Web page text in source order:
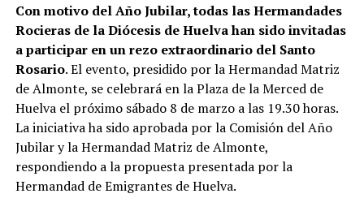
Con motivo del Año Jubilar, todas las Hermandades
Rocieras de la Diócesis de Huelva han sido invitadas
a participar en un rezo extraordinario del Santo
Rosario. El evento, presidido por la Hermandad Matriz
de Almonte, se celebrará en la Plaza de la Merced de
Huelva el próximo sábado 8 de marzo a las 19.30 horas.
La iniciativa ha sido aprobada por la Comisión del Año
Jubilar y la Hermandad Matriz de Almonte,
respondiendo a la propuesta presentada por la
Hermandad de Emigrantes de Huelva.